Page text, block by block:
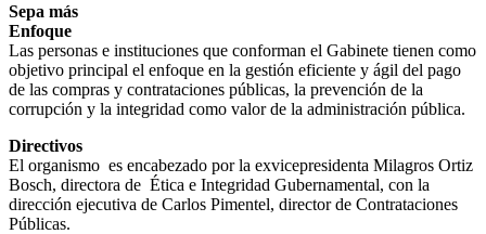
Sepa más
Enfoque
Las personas e instituciones que conforman el Gabinete tienen como
objetivo principal el enfoque en la gestión eficiente y ágil del pago
de las compras y contrataciones públicas, la prevención de la
corrupción y la integridad como valor de la administración pública.
Directivos
El organismo es encabezado por la exvicepresidenta Milagros Ortiz
Bosch, directora de Ética e Integridad Gubernamental, con la
dirección ejecutiva de Carlos Pimentel, director de Contrataciones
Públicas.